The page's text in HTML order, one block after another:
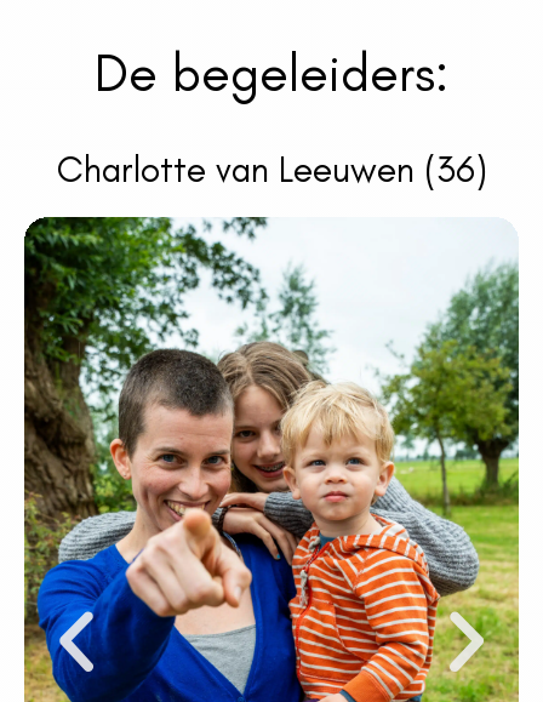
De begeleiders:
Charlotte van Leeuwen (36)